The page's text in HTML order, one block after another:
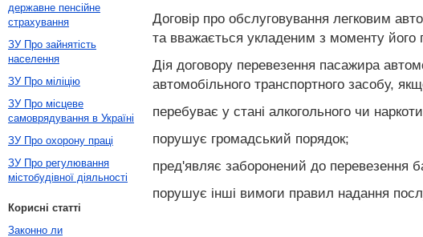
Договір про обслуговування легковим
та вважається укладеним з моменту його
Дія договору перевезення пасажира
автомобільного транспортного засобу,
перебуває у стані алкогольного чи
порушує громадський порядок;
пред'являє заборонений до перевезення
порушує інші вимоги правил надання
державне пенсійне
страхування
ЗУ Про зайнятість
населення
ЗУ Про міліцію
ЗУ Про місцеве
самоврядування в Україні
ЗУ Про охорону праці
ЗУ Про регулювання
містобудівної діяльності
Корисні статті
Законно ли